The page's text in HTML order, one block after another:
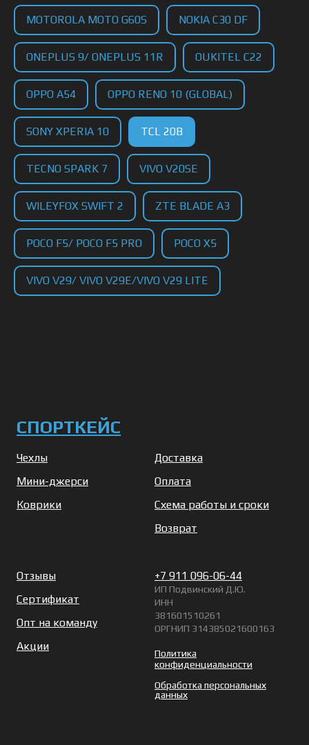
MOTOROLA MOTO G60S NOKIA C30 DF
ONEPLUS 9/ ONEPLUS 11R OUKITEL C22
OPPO A54 OPPO RENO 10 (GLOBAL)
SONY XPERIA 10 TCL 20B
TECNO SPARK 7 VIVO V20SE
WILEYFOX SWIFT 2 ZTE BLADE A3
POCO F5/ POCO F5 PRO POCO X5
VIVO V29/ VIVO V29E/VIVO V29 LITE
СПОРТКЕЙС
Чехлы
Мини-джерси
Коврики
Доставка
Оплата
Схема работы и сроки
Возврат
Отзывы
Сертификат
Опт на команду
Акции
+7 911 096-06-44
ИП Подвинский Д.Ю.
ИНН
381601510261
ОРГНИП 314385021600163
Политика
конфиденциальности
Обработка персональных
данных